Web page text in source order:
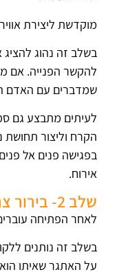
מוקדשת ליצירת
בשלב זה נהוג
להקשר הפנייה. אם
שמדברים עם האדם
לעיתים מתבצע גם
הקרח וליצור תחושת
בפגישה פנים אל
אירוח.
שלב 2- בירור צרכים והבנת הלקוח
לאחר הפתיחה
בשלב זה נותנים
על האתגר שאיתו